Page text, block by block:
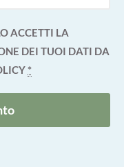
ACCETTI LA
DEI TUOI DATI DA
*